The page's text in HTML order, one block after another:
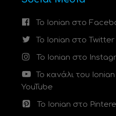
Το Ionian στο
Το Ionian στο Twitter
Το Ionian στο
Το κανάλι του
YouTube
Το Ionian στο